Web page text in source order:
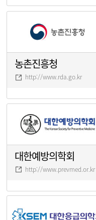
농촌진흥청
http://www.rda.go.kr
대한예방의학회
http://www.prevmed.or.kr